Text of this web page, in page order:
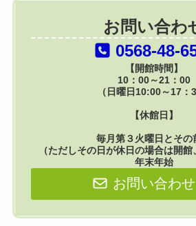
お問い合わ
0568-48-
【開館時間】
10：00～21：00
（日曜日10:00～17：
【休館日】
毎月第３火曜日とその
（ただしその日が休日の場合は開館
年末年始
お問い合わせ